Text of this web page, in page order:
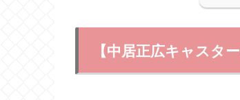
【中居正広キャスタ